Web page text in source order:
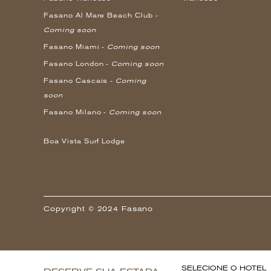
Fasano Al Mare Beach Club -
Coming soon
Fasano Miami - Coming soon
Fasano London - Coming soon
Fasano Cascais - Coming
soon
Fasano Milano - Coming soon
Boa Vista Surf Lodge
Copyright © 2024 Fasano
SELECIONE O HOTEL